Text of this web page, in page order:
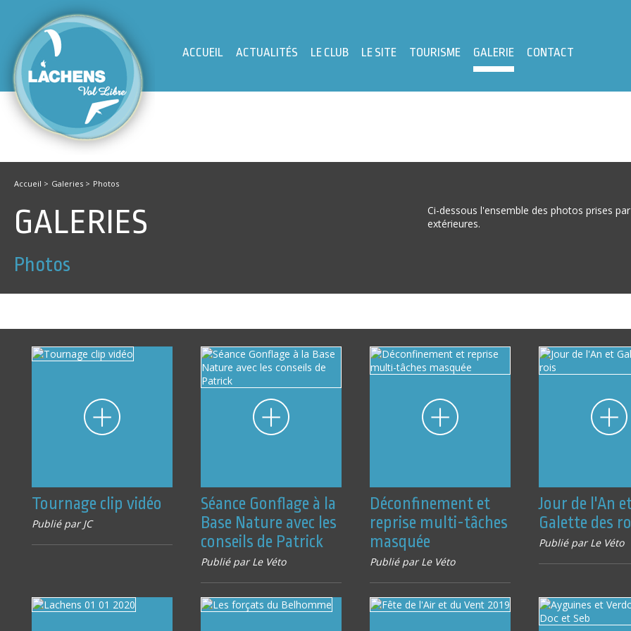
ACCUEIL ACTUALITÉS LE CLUB LE SITE TOURISME GALERIE CONTACT
Accueil > Galeries > Photos
GALERIES
Photos
Ci-dessous l'ensemble des photos prises
extérieures.
Tournage clip vidéo
Publié par JC
Séance Gonflage à la
Base Nature avec les
conseils de Patrick
Publié par Le Véto
Déconfinement et
reprise multi-tâches
masquée
Publié par Le Véto
Jour de l'An
Galette des
Publié par Le Véto